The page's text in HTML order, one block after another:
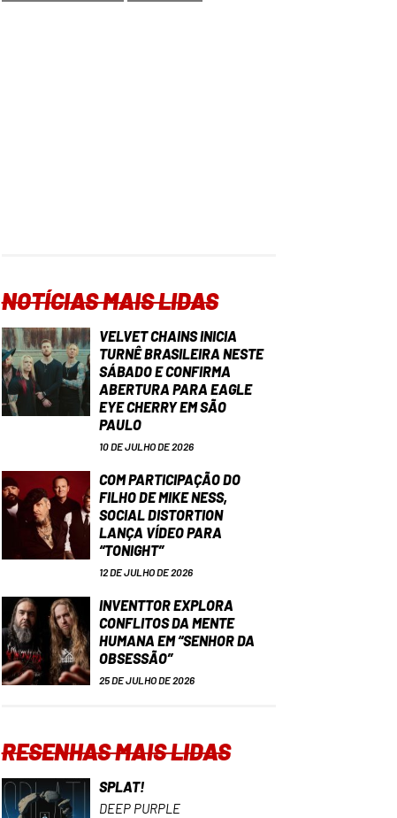
NOTÍCIAS MAIS LIDAS
VELVET CHAINS INICIA
TURNÊ BRASILEIRA NESTE
SÁBADO E CONFIRMA
ABERTURA PARA EAGLE
EYE CHERRY EM SÃO
PAULO
10 DE JULHO DE 2026
COM PARTICIPAÇÃO DO
FILHO DE MIKE NESS,
SOCIAL DISTORTION
LANÇA VÍDEO PARA
“TONIGHT”
12 DE JULHO DE 2026
INVENTTOR EXPLORA
CONFLITOS DA MENTE
HUMANA EM “SENHOR DA
OBSESSÃO”
25 DE JULHO DE 2026
RESENHAS MAIS LIDAS
SPLAT!
DEEP PURPLE